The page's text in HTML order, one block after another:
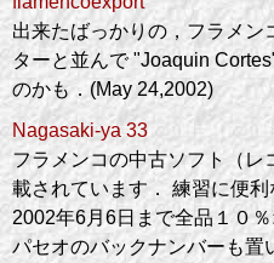
出来たばっかりの，フラメ
ターと並んで "Joaquin
のかも．(May 24,2002)
Nagasaki-ya 33
フラメンコの中古ソフト（レ
載されています． 練習に便利
2002年6月6日まで全品１０
パセオのバックナンバーも置